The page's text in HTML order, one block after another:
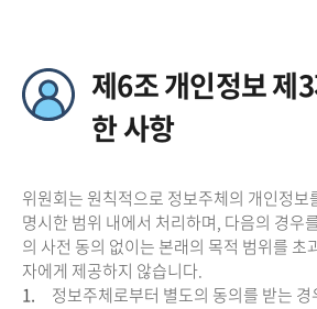
제6조 개인정보 제
한 사항
위원회는 원칙적으로 정보주체의 개인정보
명시한 범위 내에서 처리하며, 다음의 경우
의 사전 동의 없이는 본래의 목적 범위를 초
자에게 제공하지 않습니다.
1.
정보주체로부터 별도의 동의를 받는 경